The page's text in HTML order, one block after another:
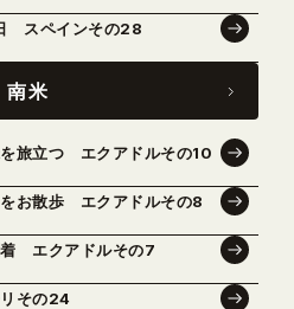
スペインその28
南米
旅立つ エクアドルその10
お散歩 エクアドルその8
着 エクアドルその7
その24